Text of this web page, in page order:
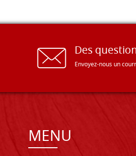
Des
Envoyez-nous un
MENU